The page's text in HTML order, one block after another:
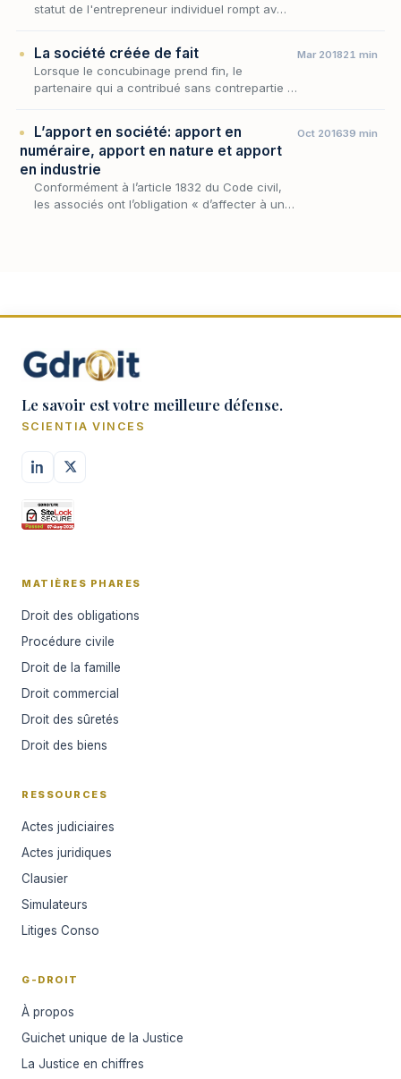
statut de l'entrepreneur individuel rompt avec
physiqu…
La société créée de fait
Lorsque le concubinage prend fin, le
partenaire qui a contribué sans contrepartie à
régime p…
Mar 201821 min
L’apport en société: apport en
numéraire, apport en nature et apport
en industrie
Conformément à l’article 1832 du Code civil,
les associés ont l’obligation « d’affecter à une
Oct 201639 min
Le savoir est votre meilleure défense.
SCIENTIA VINCES
MATIÈRES PHARES
Droit des obligations
Procédure civile
Droit de la famille
Droit commercial
Droit des sûretés
Droit des biens
RESSOURCES
Actes judiciaires
Actes juridiques
Clausier
Simulateurs
Litiges Conso
G-DROIT
À propos
Guichet unique de la Justice
La Justice en chiffres